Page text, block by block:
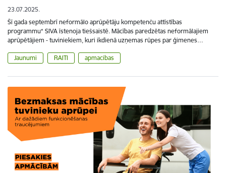
23.07.2025.
Šī gada septembrī neformālo aprūpētāju kompetenču attīstības
programmu* SIVA īstenoja tiešsaistē. Mācības paredzētas neformālajiem
aprūpētājiem - tuviniekiem, kuri ikdienā uzņemas rūpes par ģimenes…
Jaunumi RAITI apmacibas